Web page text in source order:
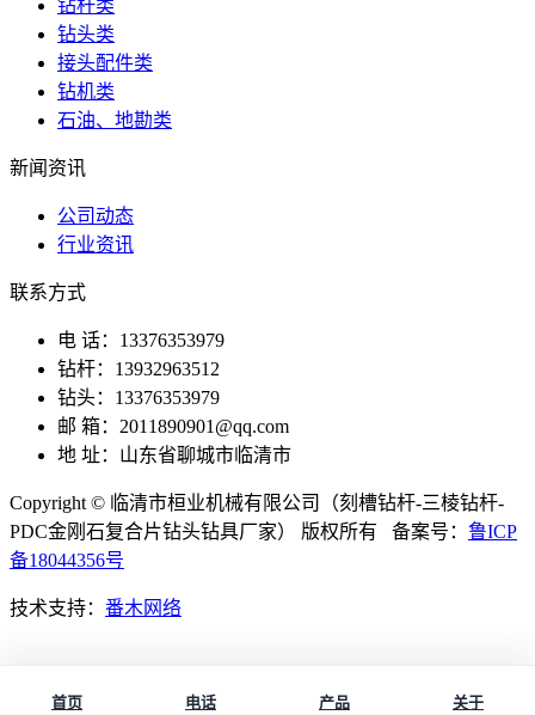
首页 电话 产品 关于
钻杆类
钻头类
接头配件类
钻机类
石油、地勘类
新闻资讯
公司动态
行业资讯
联系方式
电 话：13376353979
钻杆：13932963512
钻头：13376353979
邮 箱：2011890901@qq.com
地 址：山东省聊城市临清市
Copyright © 临清市桓业机械有限公司（刻槽钻杆-三棱钻杆-
PDC金刚石复合片钻头钻具厂家） 版权所有 备案号： 鲁ICP
备18044356号
技术支持： 番木网络